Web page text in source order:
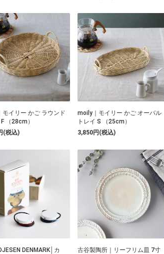
モイリー かご ラウンド
（28cm）
(税込)
moily｜モイリー かご オーバル
トレイ S （25cm）
3,850円(税込)
DENMARK│カ
古谷製陶所｜リーフリム皿 7寸